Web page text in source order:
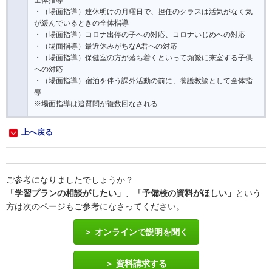
・（場面指導）連休明けの月曜日で、担任のクラスは活気がなく気
が緩んでいるときの全体指導
・（場面指導）コロナ出停の子への対応、コロナいじめへの対応
・（場面指導）最近休みがちなA君への対応
・（場面指導）保健室の方が落ち着くといって頻繁に来室する子供
への対応
・（場面指導）宿泊を伴う課外活動の前に、養護教諭として全体指
導
※場面指導は追質問が複数回なされる
上へ戻る
ご参考になりましたでしょうか？
「学習プランの相談がしたい」
「予備校の資料がほしい」 という
方は次のページもご参考になさってください。
オンラインで説明を聞く
資料請求する